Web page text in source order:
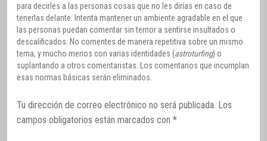
para decirles a las personas cosas que no les dirías en caso de
tenerlas delante. Intenta mantener un ambiente agradable en el que
las personas puedan comentar sin temor a sentirse insultados o
descalificados. No comentes de manera repetitiva sobre un mismo
tema, y mucho menos con varias identidades (astroturfing) o
suplantando a otros comentaristas. Los comentarios que incumplan
esas normas básicas serán eliminados.
Tu dirección de correo electrónico no será publicada. Los
campos obligatorios están marcados con *